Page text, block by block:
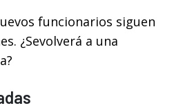
funcionarios siguen
¿Sevolverá a una